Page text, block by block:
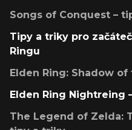
Songs of Conquest –
Tipy a triky pro
Ringu
Elden Ring: Shadow
Elden Ring Nightreing
The Legend of Zelda: